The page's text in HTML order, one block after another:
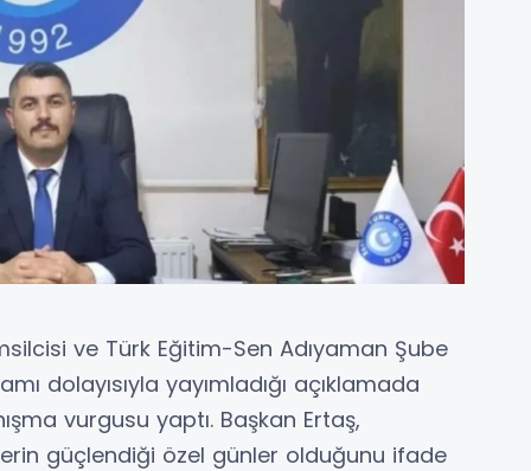
ve Türk Eğitim-Sen Adıyaman Şube
dolayısıyla yayımladığı açıklamada
vurgusu yaptı. Başkan Ertaş,
güçlendiği özel günler olduğunu ifade